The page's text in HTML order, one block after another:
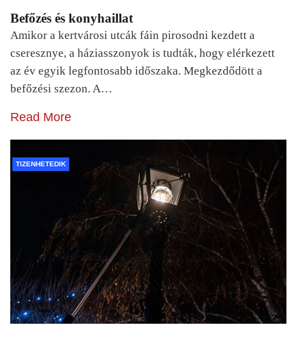
Befőzés és konyhaillat
Amikor a kertvárosi utcák fáin pirosodni kezdett a
cseresznye, a háziasszonyok is tudták, hogy elérkezett
az év egyik legfontosabb időszaka. Megkezdődött a
befőzési szezon. A…
Read More
TIZENHETEDIK